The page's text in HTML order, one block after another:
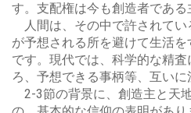
す。支配権は今も創造者である
人間は、その中で許されてい
が予想される所を避けて生活
です。現代では、科学的な精
ろ、予想できる事柄等、互いに
2-3節の背景に、創造主と天